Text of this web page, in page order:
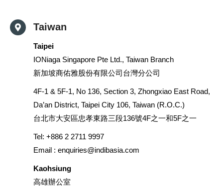
Taiwan
Taipei
IONiaga Singapore Pte Ltd., Taiwan Branch
新加坡商佑雅股份有限公司台灣分公司
4F-1 & 5F-1, No 136, Section 3, Zhongxiao East Road,
Da’an District, Taipei City 106, Taiwan (R.O.C.)
台北市大安區忠孝東路三段136號4F之一和5F之一
Tel: +886 2 2711 9997
Email : enquiries@indibasia.com
Kaohsiung
高雄辦公室